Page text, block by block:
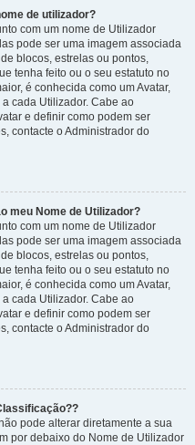
de utilizador?
com um nome de Utilizador
pode ser uma imagem associada
blocos, estrelas ou pontos,
tenha feito ou o seu estatuto no
é conhecida como um Avatar,
cada Utilizador. Cabe ao
e definir como podem ser
contacte o Administrador do
meu Nome de Utilizador?
com um nome de Utilizador
pode ser uma imagem associada
blocos, estrelas ou pontos,
tenha feito ou o seu estatuto no
é conhecida como um Avatar,
cada Utilizador. Cabe ao
e definir como podem ser
contacte o Administrador do
pode alterar diretamente a sua
por debaixo do Nome de Utilizador